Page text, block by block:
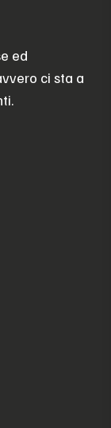
ed
ci sta a